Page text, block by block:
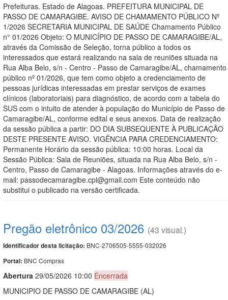
Prefeituras. Estado de Alagoas. PREFEITURA MUNICIPAL DE
PASSO DE CAMARAGIBE. AVISO DE CHAMAMENTO PÚBLICO Nº
1/2026 SECRETARIA MUNICIPAL DE SAÚDE Chamamento Público
n° 01/2026 Objeto: O MUNICÍPIO DE PASSO DE CAMARAGIBE/AL,
através da Comissão de Seleção, torna público a todos os
interessados que estará realizando na sala de reuniões situada na
Rua Alba Belo, s/n - Centro - Passo de Camaragibe/AL, chamamento
público nº 01/2026, que tem como objeto a credenciamento de
pessoas jurídicas interessadas em prestar serviços de exames
clínicos (laboratoriais) para diagnóstico, de acordo com a tabela do
SUS com o intuito de atender à população do Município de Passo de
Camaragibe/AL, conforme edital e seus anexos. Data de realização
da sessão pública a partir: DO DIA SUBSEQUENTE À PUBLICAÇÃO
DESTE PRESENTE AVISO. VIGÊNCIA PARA CREDENCIAMENTO:
Permanente Horário da sessão pública: 10:00 horas. Local da
Sessão Pública: Sala de Reuniões, situada na Rua Alba Belo, s/n -
Centro, Passo de Camaragibe - Alagoas. Informações através do e-
mail: passodecamaragibe.cpl@gmail.com Este conteúdo não
substitui o publicado na versão certificada.
Pregão eletrônico 03/2026 (43 visual.)
Identificador desta licitação: BNC-2706505-5555-032026
Portal: BNC Compras
Abertura 29/05/2026 10:00 Encerrada
MUNICIPIO DE PASSO DE CAMARAGIBE (AL)